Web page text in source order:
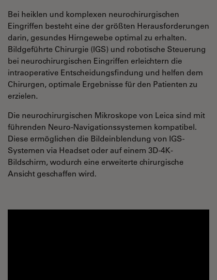
Bei heiklen und komplexen neurochirurgischen
Eingriffen besteht eine der größten Herausforderungen
darin, gesundes Hirngewebe optimal zu erhalten.
Bildgeführte Chirurgie (IGS) und robotische Steuerung
bei neurochirurgischen Eingriffen erleichtern die
intraoperative Entscheidungsfindung und helfen dem
Chirurgen, optimale Ergebnisse für den Patienten zu
erzielen.
Die neurochirurgischen Mikroskope von Leica sind mit
führenden Neuro-Navigationssystemen kompatibel.
Diese ermöglichen die Bildeinblendung von IGS-
Systemen via Headset oder auf einem 3D-4K-
Bildschirm, wodurch eine erweiterte chirurgische
Ansicht geschaffen wird.